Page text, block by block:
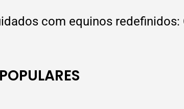
com equinos